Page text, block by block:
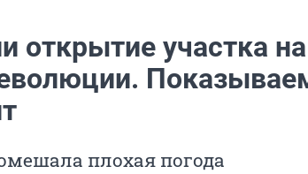
открытие участка на
плохая погода